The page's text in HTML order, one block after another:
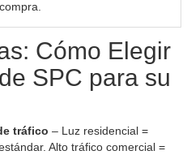
Cómo Elegir
SPC para su
tráfico – Luz residencial =
Alto tráfico comercial =